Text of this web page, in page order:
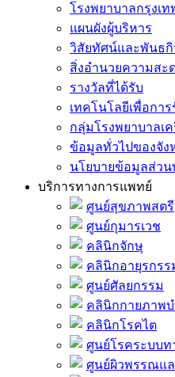
โรงพยาบาลกรุงเ
แผนผังผู้บริหาร
วิสัยทัศน์และพันธกิ
สิ่งอำนวยความสะ
รางวัลที่ได้รับ
เทคโนโลยีเพื่อกา
กลุ่มโรงพยาบาลเ
ข้อมูลทั่วไปของจัง
นโยบายข้อมูลส่ว
บริการทางการแพทย์
ศูนย์สุขภาพสตรี
ศูนย์กุมารเวช
คลินิกจักษุ
คลินิกอายุรกรร
ศูนย์ศัลยกรรม
คลินิกกายภาพ
คลินิกโรคไต
ศูนย์โรคระบบท
ศูนย์ผิวพรรณแ